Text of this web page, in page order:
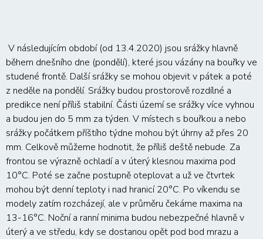
V následujícím období (od 13.4.2020) jsou srážky hlavně
během dnešního dne (pondělí), které jsou vázány na bouřky ve
studené frontě. Další srážky se mohou objevit v pátek a poté
z neděle na pondělí. Srážky budou prostorově rozdílné a
predikce není příliš stabilní. Části území se srážky více vyhnou
a budou jen do 5 mm za týden. V místech s bouřkou a nebo
srážky počátkem příštího týdne mohou být úhrny až přes 20
mm. Celkově můžeme hodnotit, že příliš deště nebude. Za
frontou se výrazně ochladí a v úterý klesnou maxima pod
10°C. Poté se začne postupně oteplovat a už ve čtvrtek
mohou být denní teploty i nad hranicí 20°C. Po víkendu se
modely zatím rozcházejí, ale v průměru čekáme maxima na
13-16°C. Noční a ranní minima budou nebezpečné hlavně v
úterý a ve středu, kdy se dostanou opět pod bod mrazu a